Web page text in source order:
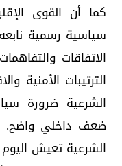
كما أن القوى
سياسية رسمية
الاتفاقات
الترتيبات الأمنية
الشرعية ضرورة
ضعف داخلي واضح.
الشرعية تعيش